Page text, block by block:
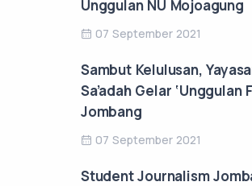
Unggulan NU Mojoagung
07 September 2021
Sambut Kelulusan,
Sa’adah Gelar ‘Unggulan
Jombang
07 September 2021
Student Journalism